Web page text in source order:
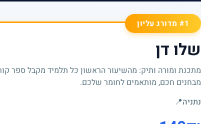
#1 מדורג עליון
שלו דן
מתכנת ומורה ותיק: מהשיעור הראשון כל תלמיד מקבל ספר
מבחנים חכם, מותאמים לחומר שלכם.
נתניה📍